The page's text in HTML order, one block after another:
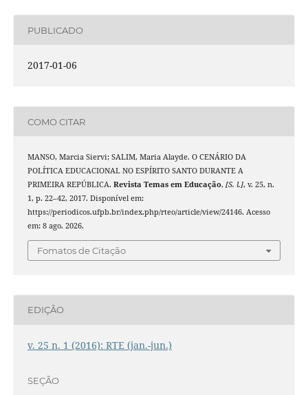
PUBLICADO
2017-01-06
COMO CITAR
MANSO, Marcia Siervi; SALIM, Maria Alayde. O CENÁRIO DA
POLÍTICA EDUCACIONAL NO ESPÍRITO SANTO DURANTE A
PRIMEIRA REPÚBLICA. Revista Temas em Educação, [S. l.], v. 25, n.
1, p. 22–42, 2017. Disponível em:
https://periodicos.ufpb.br/index.php/rteo/article/view/24146. Acesso
em: 8 ago. 2026.
Fomatos de Citação
EDIÇÃO
v. 25 n. 1 (2016): RTE (jan.-jun.)
SEÇÃO